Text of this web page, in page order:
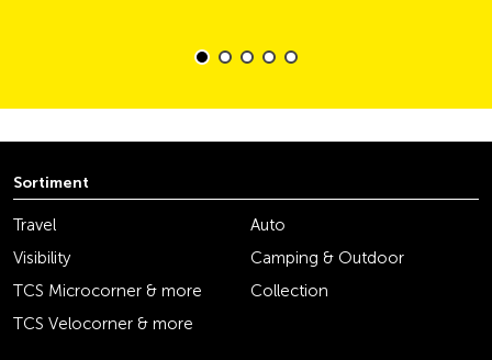
Sortiment
Travel
Auto
Visibility
Camping & Outdoor
TCS Microcorner & more
Collection
TCS Velocorner & more